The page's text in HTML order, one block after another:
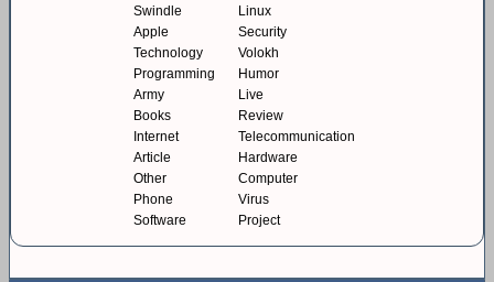
Swindle
Linux
Apple
Security
Technology
Volokh
Programming
Humor
Army
Live
Books
Review
Internet
Telecommunication
Article
Hardware
Other
Computer
Phone
Virus
Software
Project